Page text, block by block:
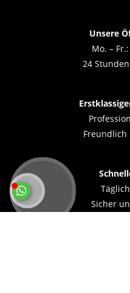
Unsere
Mo. –
24
Sicher